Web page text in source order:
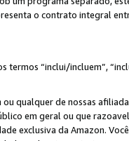
o contrato integral
termos “inclui/incluem”,
qualquer de nossas
em geral ou que
exclusiva da Amazon.